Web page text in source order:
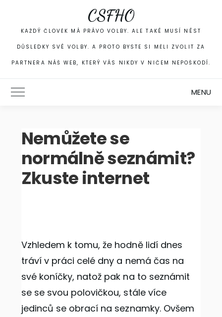
content
CSFHO
KAŽDÝ ČLOVĚK MÁ PRÁVO VOLBY. ALE TAKÉ MUSÍ NÉST
DŮSLEDKY SVÉ VOLBY. A PROTO BYSTE SI MĚLI ZVOLIT ZA
PARTNERA NÁŠ WEB, KTERÝ VÁS NIKDY V NIČEM NEPOŠKODÍ.
Toggle Main Menu MENU
Nemůžete se
normálně seznámit?
Zkuste internet
Vzhledem k tomu, že hodně lidí dnes
tráví v práci celé dny a nemá čas na
své koníčky, natož pak na to seznámit
se se svou polovičkou, stále více
jedinců se obrací na seznamky. Ovšem